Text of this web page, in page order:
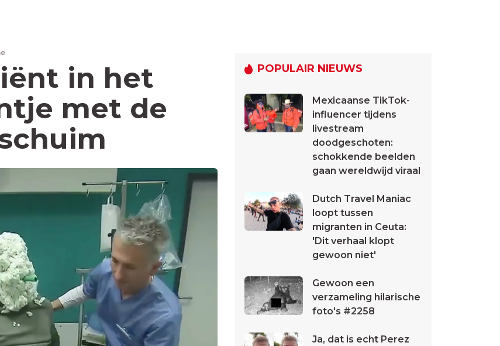
in het
met de
POPULAIR NIEUWS
Mexicaanse TikTok-
influencer tijdens
livestream
doodgeschoten:
schokkende beelden
gaan wereldwijd viraal
Dutch Travel Maniac
loopt tussen
migranten in Ceuta:
'Dit verhaal klopt
gewoon niet'
Gewoon een
verzameling hilarische
foto's #2258
Ja, dat is echt Perez